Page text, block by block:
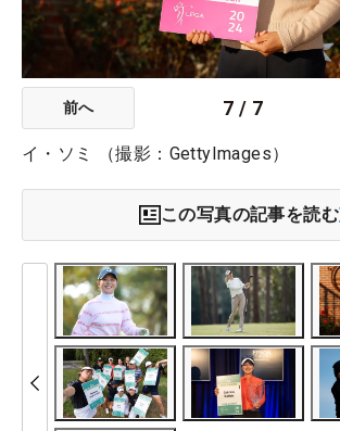
前へ 7 / 7
イ・ソミ （撮影：GettyImages）
この写真の記事を読む